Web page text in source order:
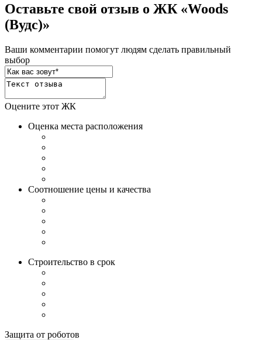
Оставьте свой отзыв о ЖК «Woods
(Вудс)»
Ваши комментарии помогут людям сделать правильный
выбор
Оцените этот ЖК
Оценка места расположения
Соотношение цены и качества
Строительство в срок
Защита от роботов